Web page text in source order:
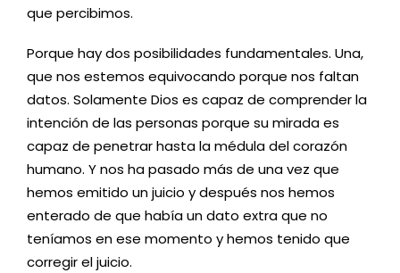
que percibimos.
Porque hay dos posibilidades fundamentales. Una,
que nos estemos equivocando porque nos faltan
datos. Solamente Dios es capaz de comprender la
intención de las personas porque su mirada es
capaz de penetrar hasta la médula del corazón
humano. Y nos ha pasado más de una vez que
hemos emitido un juicio y después nos hemos
enterado de que había un dato extra que no
teníamos en ese momento y hemos tenido que
corregir el juicio.